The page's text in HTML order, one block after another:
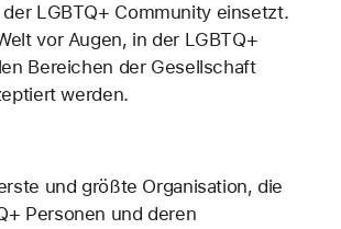
LGBTQ+ Community einsetzt.
vor Augen, in der LGBTQ+
Bereichen der Gesellschaft
werden.
und größte Organisation, die
Personen und deren